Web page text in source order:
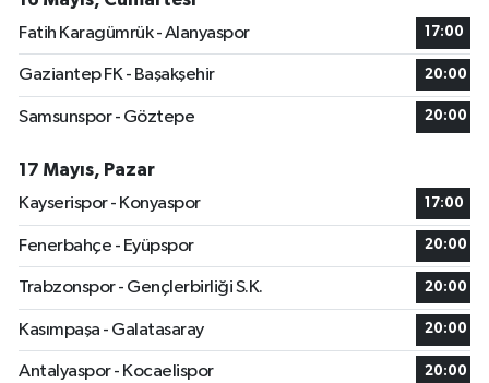
Fatih Karagümrük - Alanyaspor
17:00
Gaziantep FK - Başakşehir 20:00
Samsunspor - Göztepe 20:00
17 Mayıs, Pazar
Kayserispor - Konyaspor
17:00
Fenerbahçe - Eyüpspor 20:00
Trabzonspor - Gençlerbirliği S.K. 20:00
Kasımpaşa - Galatasaray 20:00
Antalyaspor - Kocaelispor 20:00